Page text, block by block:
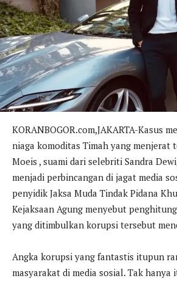
KORANBOGOR.com,JAKARTA-Kasus
niaga komoditas Timah yang menjerat
Moeis , suami dari selebriti Sandra
menjadi perbincangan di jagat media
penyidik Jaksa Muda Tindak Pidana
Kejaksaan Agung menyebut
yang ditimbulkan korupsi tersebut
Angka korupsi yang fantastis itupun
masyarakat di media sosial. Tak hanya